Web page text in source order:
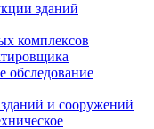
зданий
комплексов
обследование
и сооружений